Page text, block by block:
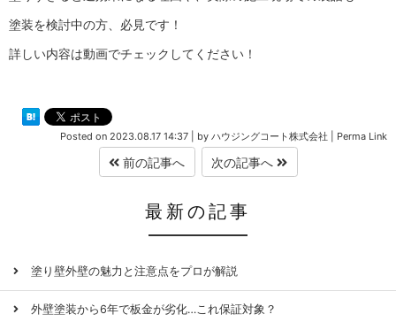
塗装を検討中の方、必見です！
詳しい内容は動画でチェックしてください！
Posted on 2023.08.17 14:37 by ハウジングコート株式会社 Perma Link
前の記事へ 次の記事へ
最新の記事
塗り壁外壁の魅力と注意点をプロが解説
外壁塗装から6年で板金が劣化…これ保証対象？